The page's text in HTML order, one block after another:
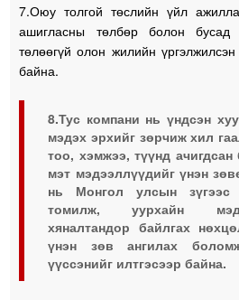
7.Оюу толгой төслийн үйл
ашигласны төлбөр болон бусад
төлөөгүй олон жилийн
байна.
8.Тус компани нь үндсэн
мэдэх эрхийг зөрчиж хил
тоо, хэмжээ, түүнд ачигдсан
мэт мэдээллүүдийг үнэн
нь Монгол улсын зүгээс
томилж, уурхайн
хяналтандор байлгах
үнэн зөв ангилах
үүссэнийг илтгэсээр байна.